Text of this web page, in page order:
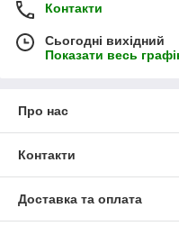
Контакти
Сьогодні вихідний
Показати весь
Про нас
Контакти
Доставка та оплата